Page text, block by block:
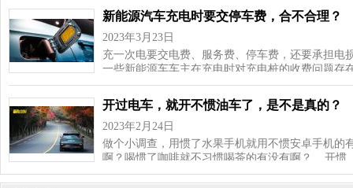
新能源汽车充电时要交停车费，合不合理？
2023年3月23日
充一次电要交电费、服务费、停车费，还要承担电
一些新能源车车主在充电时对充电桩的收费问题存
开过电车，就开不惯油车了，是不是真的？
2023年2月24日
做个小调查，用惯了水果手机就用不惯安卓手机的
啊？喝惯了咖啡就不习惯喝茶的有没有啊？ 开惯